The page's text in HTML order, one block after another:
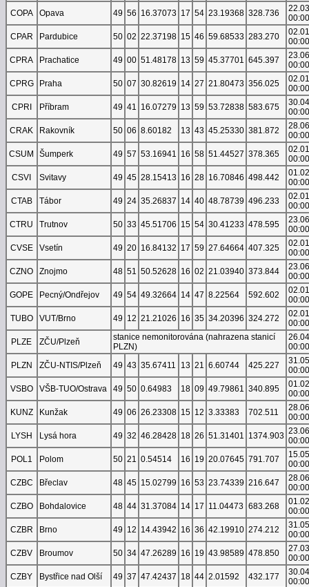
COPA
Opava 49 56 16.37073 17 54 23.19368 328.736
00:00
CPAR
Pardubice 50 02 22.37198 15 46 59.68533 283.270
00:00
CPRA
Prachatice 49 00 51.48178 13 59 45.37701 645.397
00:00
CPRG
Praha 50 07 30.82619 14 27 21.80473 356.025
00:00
CPRI
Příbram 49 41 16.07279 13 59 53.72838 583.675
00:00
CRAK
Rakovník 50 06 8.60182 13 43 45.25330 381.872
00:00
CSUM
Šumperk 49 57 53.16941 16 58 51.44527 378.365
00:00
CSVI
Svitavy 49 45 28.15413 16 28 16.70846 498.442
00:00
CTAB
Tábor 49 24 35.26837 14 40 48.78739 496.233
00:00
CTRU
Trutnov 50 33 45.51706 15 54 30.41233 478.595
00:00
CVSE
Vsetín 49 20 16.84132 17 59 27.64664 407.325
00:00
CZNO
Znojmo 48 51 50.52628 16 02 21.03940 373.844
00:00
GOPE
Pecný/Ondřejov 49 54 49.32664 14 47 8.22564 592.602
00:00
TUBO
VUT/Brno 49 12 21.21026 16 35 34.20396 324.272
00:00
PLZE
ZČU/Plzeň
stanice nemonitorována (nahrazena stanicí
PLZN)
00:00
PLZN
ZČU-NTIS/Plzeň 49 43 35.67411 13 21 6.60744 425.227
00:00
VSBO
VŠB-TUO/Ostrava 49 50 0.64983 18 09 49.79861 340.895
00:00
KUNZ
Kunžak 49 06 26.23308 15 12 3.33383 702.511
00:00
LYSH
Lysá hora 49 32 46.28428 18 26 51.31401 1374.903 00:00
POL1
Polom 50 21 0.54514 16 19 20.07645 791.707
00:00
CZBC
Břeclav 48 45 15.02799 16 53 23.74339 216.647
00:00
CZBO
Bohdalovice 48 44 31.37084 14 17 11.04473 683.268
00:00
CZBR
Brno 49 12 14.43942 16 36 42.19910 274.212
00:00
CZBV
Broumov 50 34 47.26289 16 19 43.98589 478.850
00:00
CZBY
Bystřice nad Olší 49 37 47.42437 18 44 2.01592 432.177
00:00